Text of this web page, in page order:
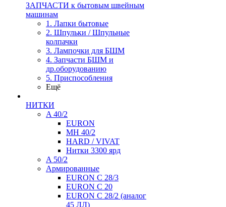
ЗАПЧАСТИ к бытовым швейным
машинам
1. Лапки бытовые
2. Шпульки / Шпульные
колпачки
3. Лампочки для БШМ
4. Запчасти БШМ и
др.оборудованию
5. Приспособления
Ещё
НИТКИ
A 40/2
EURON
MH 40/2
HARD / VIVAT
Нитки 3300 ярд
A 50/2
Армированные
EURON C 28/3
EURON C 20
EURON C 28/2 (аналог
45 ЛЛ)